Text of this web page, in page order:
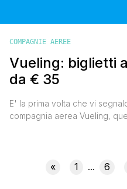
COMPAGNIE AEREE
Vueling: biglietti
da € 35
E' la prima volta che vi
compagnia aerea Vueling,
« 1 ... 6